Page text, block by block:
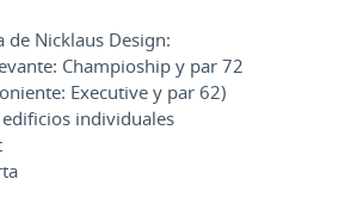
Nicklaus Design:
Champioship y par 72
Executive y par 62)
individuales